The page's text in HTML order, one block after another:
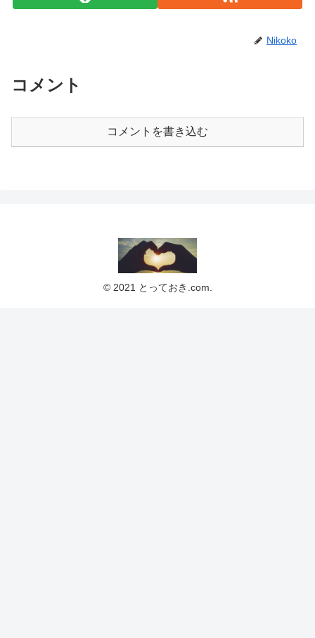
Nikoko
コメント
コメントを書き込む
© 2021 とっておき.com.